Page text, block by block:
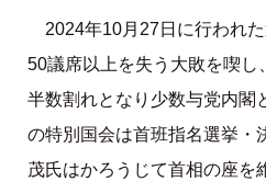
2024年10月27日に行われ
50議席以上を失う大敗を喫し
半数割れとなり少数与党内閣
の特別国会は首班指名選挙・
茂氏はかろうじて首相の座を